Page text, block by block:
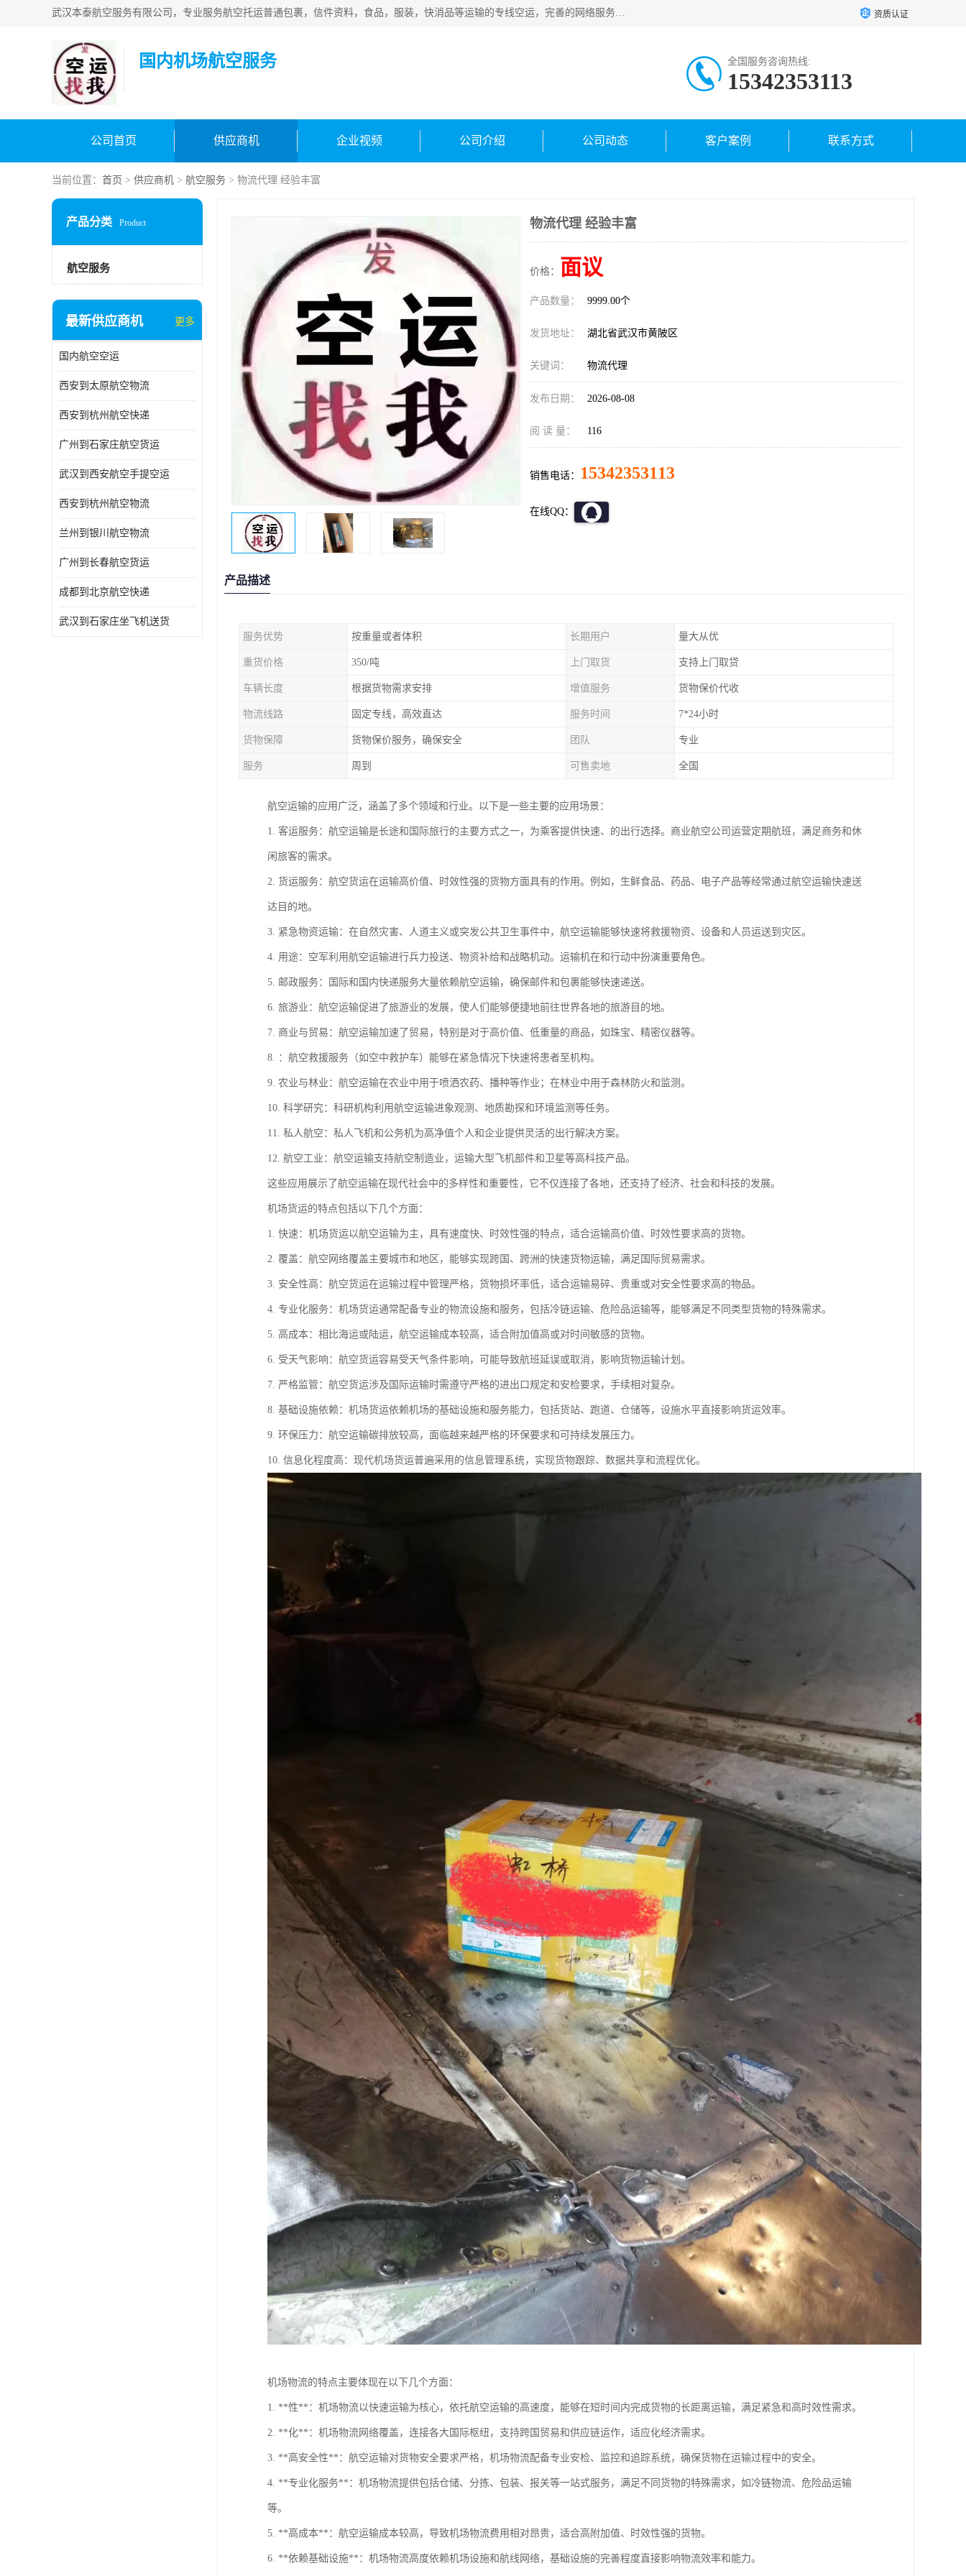
武汉本泰航空服务有限公司，专业服务航空托运普通包裹，信件资料，食品，服装，快消品等运输的专线空运，完善的网络服务确保为客户提供准确、*、安全的“门对门”服务，本着“诚信为本、精诚合作”的服务宗旨.“以安全运输为保障，以运价合理要求市场”的经营理念。武汉机场货运、武汉航空物流、武汉空运、武汉天河国际机场东方、南方、国际航空、机场空运业务覆盖国内二三线机场城市，如：武汉-敦煌、武汉-柳州等 资质认证
国内机场航空服务 全国服务咨询热线:
15342353113
公司首页 供应商机 企业视频 公司介绍 公司动态 客户案例 联系方式
当前位置： 首页 > 供应商机 > 航空服务 > 物流代理 经验丰富
产品分类 Product
航空服务
最新供应商机 更多
国内航空空运
西安到太原航空物流
西安到杭州航空快递
广州到石家庄航空货运
武汉到西安航空手提空运
西安到杭州航空物流
兰州到银川航空物流
广州到长春航空货运
成都到北京航空快递
武汉到石家庄坐飞机送货
物流代理 经验丰富
价格： 面议
产品数量： 9999.00个
发货地址： 湖北省武汉市黄陂区
关键词： 物流代理
发布日期： 2026-08-08
阅 读 量： 116
销售电话： 15342353113
在线QQ：
产品描述
服务优势 按重量或者体积 长期用户 量大从优
重货价格 350/吨 上门取货 支持上门取贷
车辆长度 根据货物需求安排 增值服务 货物保价代收
物流线路 固定专线，高效直达 服务时间 7*24小时
货物保障 货物保价服务，确保安全 团队 专业
服务 周到 可售卖地 全国
航空运输的应用广泛，涵盖了多个领域和行业。以下是一些主要的应用场景：
1. 客运服务：航空运输是长途和国际旅行的主要方式之一，为乘客提供快速、的出行选择。商业航空公司运营定期航班，满足商务和休
闲旅客的需求。
2. 货运服务：航空货运在运输高价值、时效性强的货物方面具有的作用。例如，生鲜食品、药品、电子产品等经常通过航空运输快速送
达目的地。
3. 紧急物资运输：在自然灾害、人道主义或突发公共卫生事件中，航空运输能够快速将救援物资、设备和人员运送到灾区。
4. 用途：空军利用航空运输进行兵力投送、物资补给和战略机动。运输机在和行动中扮演重要角色。
5. 邮政服务：国际和国内快递服务大量依赖航空运输，确保邮件和包裹能够快速递送。
6. 旅游业：航空运输促进了旅游业的发展，使人们能够便捷地前往世界各地的旅游目的地。
7. 商业与贸易：航空运输加速了贸易，特别是对于高价值、低重量的商品，如珠宝、精密仪器等。
8. ：航空救援服务（如空中救护车）能够在紧急情况下快速将患者至机构。
9. 农业与林业：航空运输在农业中用于喷洒农药、播种等作业；在林业中用于森林防火和监测。
10. 科学研究：科研机构利用航空运输进象观测、地质勘探和环境监测等任务。
11. 私人航空：私人飞机和公务机为高净值个人和企业提供灵活的出行解决方案。
12. 航空工业：航空运输支持航空制造业，运输大型飞机部件和卫星等高科技产品。
这些应用展示了航空运输在现代社会中的多样性和重要性，它不仅连接了各地，还支持了经济、社会和科技的发展。
机场货运的特点包括以下几个方面：
1. 快速：机场货运以航空运输为主，具有速度快、时效性强的特点，适合运输高价值、时效性要求高的货物。
2. 覆盖：航空网络覆盖主要城市和地区，能够实现跨国、跨洲的快速货物运输，满足国际贸易需求。
3. 安全性高：航空货运在运输过程中管理严格，货物损坏率低，适合运输易碎、贵重或对安全性要求高的物品。
4. 专业化服务：机场货运通常配备专业的物流设施和服务，包括冷链运输、危险品运输等，能够满足不同类型货物的特殊需求。
5. 高成本：相比海运或陆运，航空运输成本较高，适合附加值高或对时间敏感的货物。
6. 受天气影响：航空货运容易受天气条件影响，可能导致航班延误或取消，影响货物运输计划。
7. 严格监管：航空货运涉及国际运输时需遵守严格的进出口规定和安检要求，手续相对复杂。
8. 基础设施依赖：机场货运依赖机场的基础设施和服务能力，包括货站、跑道、仓储等，设施水平直接影响货运效率。
9. 环保压力：航空运输碳排放较高，面临越来越严格的环保要求和可持续发展压力。
10. 信息化程度高：现代机场货运普遍采用的信息管理系统，实现货物跟踪、数据共享和流程优化。
机场物流的特点主要体现在以下几个方面：
1. **性**：机场物流以快速运输为核心，依托航空运输的高速度，能够在短时间内完成货物的长距离运输，满足紧急和高时效性需求。
2. **化**：机场物流网络覆盖，连接各大国际枢纽，支持跨国贸易和供应链运作，适应化经济需求。
3. **高安全性**：航空运输对货物安全要求严格，机场物流配备专业安检、监控和追踪系统，确保货物在运输过程中的安全。
4. **专业化服务**：机场物流提供包括仓储、分拣、包装、报关等一站式服务，满足不同货物的特殊需求，如冷链物流、危险品运输
等。
5. **高成本**：航空运输成本较高，导致机场物流费用相对昂贵，适合高附加值、时效性强的货物。
6. **依赖基础设施**：机场物流高度依赖机场设施和航线网络，基础设施的完善程度直接影响物流效率和能力。